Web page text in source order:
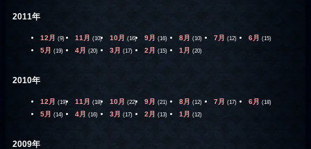
2011年
12月 (9) 11月 (10) 10月 (16) 9月 (16) 8月 (10) 7月 (12) 6月 (15)
5月 (19) 4月 (20) 3月 (17) 2月 (15) 1月 (20)
2010年
12月 (19) 11月 (18) 10月 (22) 9月 (21) 8月 (12) 7月 (17) 6月 (18)
5月 (14) 4月 (16) 3月 (17) 2月 (13) 1月 (12)
2009年